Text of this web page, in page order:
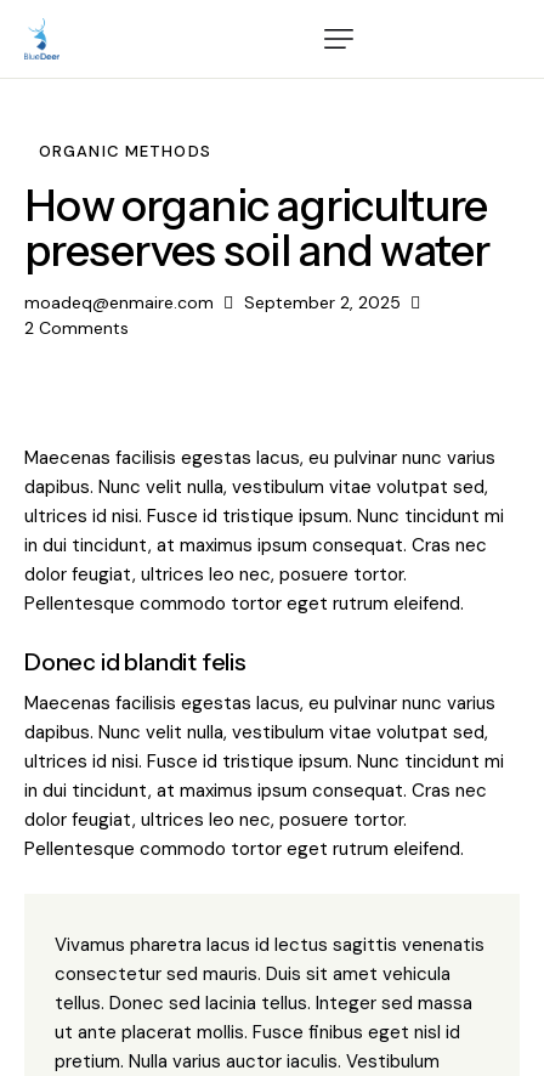
ORGANIC METHODS
How organic agriculture
preserves soil and water
moadeq@enmaire.com
September 2, 2025
2 Comments
Maecenas facilisis egestas lacus, eu pulvinar nunc varius
dapibus. Nunc velit nulla, vestibulum vitae volutpat sed,
ultrices id nisi. Fusce id tristique ipsum. Nunc tincidunt mi
in dui tincidunt, at maximus ipsum consequat. Cras nec
dolor feugiat, ultrices leo nec, posuere tortor.
Pellentesque commodo tortor eget rutrum eleifend.
Donec id blandit felis
Maecenas facilisis egestas lacus, eu pulvinar nunc varius
dapibus. Nunc velit nulla, vestibulum vitae volutpat sed,
ultrices id nisi. Fusce id tristique ipsum. Nunc tincidunt mi
in dui tincidunt, at maximus ipsum consequat. Cras nec
dolor feugiat, ultrices leo nec, posuere tortor.
Pellentesque commodo tortor eget rutrum eleifend.
Vivamus pharetra lacus id lectus sagittis venenatis
consectetur sed mauris. Duis sit amet vehicula
tellus. Donec sed lacinia tellus. Integer sed massa
ut ante placerat mollis. Fusce finibus eget nisl id
pretium. Nulla varius auctor iaculis. Vestibulum